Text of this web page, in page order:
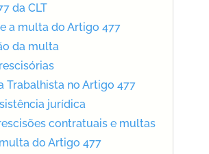
da CLT
a multa do Artigo 477
da multa
Trabalhista no Artigo 477
jurídica
contratuais e multas
do Artigo 477